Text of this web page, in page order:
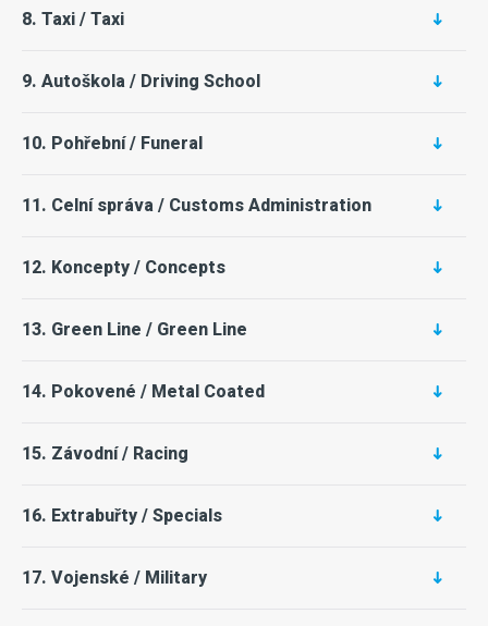
8. Taxi / Taxi
9. Autoškola / Driving School
10. Pohřební / Funeral
11. Celní správa / Customs Administration
12. Koncepty / Concepts
13. Green Line / Green Line
14. Pokovené / Metal Coated
15. Závodní / Racing
16. Extrabuřty / Specials
17. Vojenské / Military